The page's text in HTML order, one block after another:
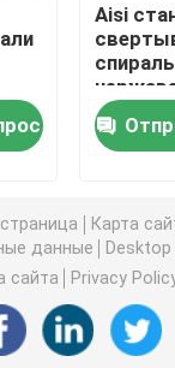
сталь
углерода
стальная
углерода
Aisi
катушки
0.5mm
Карта
данные
Desktop
сайта
Privacy